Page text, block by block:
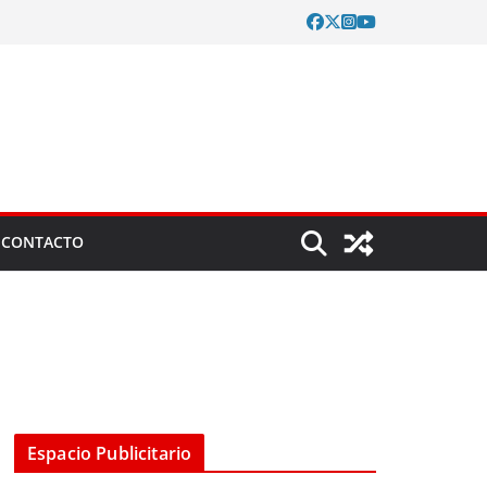
CONTACTO
Espacio Publicitario